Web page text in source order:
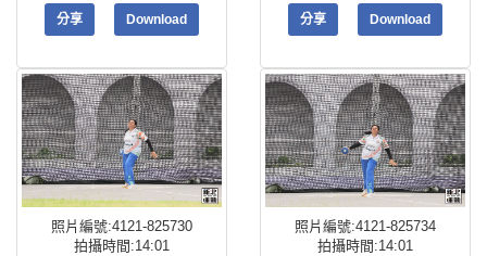
分享 Download 分享 Download
照片編號:4121-825730
拍攝時間:14:01
照片編號:4121-825734
拍攝時間:14:01